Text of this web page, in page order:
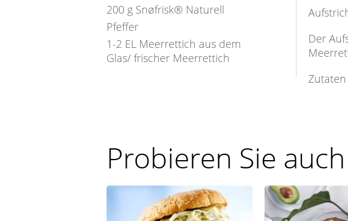
200 g Snøfrisk® Naturell
Pfeffer
1-2 EL Meerrettich aus dem
Glas/ frischer Meerrettich
Der
Probieren Sie auch